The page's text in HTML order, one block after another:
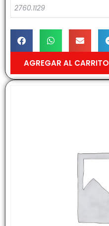
2760.1129
AGREGAR AL CARRITO